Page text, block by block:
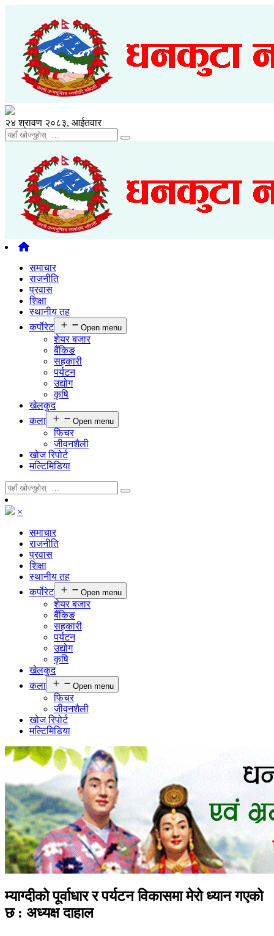
२४ श्रावण २०८३, आईतवार
समाचार
राजनीति
प्रवास
शिक्षा
स्थानीय तह
कर्पाेरेट
Open menu
शेयर बजार
बैंकिङ
सहकारी
पर्यटन
उद्योग
कृषि
खेलकुद
कला
Open menu
फिचर
जीवनशैली
खोज रिपोर्ट
मल्टिमिडिया
×
समाचार
राजनीति
प्रवास
शिक्षा
स्थानीय तह
कर्पाेरेट
Open menu
शेयर बजार
बैंकिङ
सहकारी
पर्यटन
उद्योग
कृषि
खेलकुद
कला
Open menu
फिचर
जीवनशैली
खोज रिपोर्ट
मल्टिमिडिया
म्याग्दीको पूर्वाधार र पर्यटन विकासमा मेरो ध्यान गएको
छ : अध्यक्ष दाहाल